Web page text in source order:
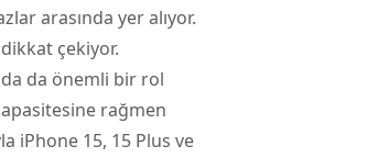
arasında yer alıyor.
çekiyor.
da önemli bir rol
rağmen
iPhone 15, 15 Plus ve